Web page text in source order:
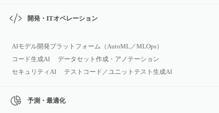
開発・ITオペレーション
AIモデル開発プラットフォーム（AutoML／MLOps）
コード生成AI
データセット作成・アノテーション
セキュリティAI
テストコード／ユニットテスト生成AI
予測・最適化